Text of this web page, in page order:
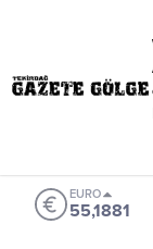
EURO
55,1881